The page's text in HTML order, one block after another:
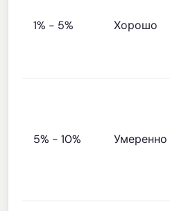
1% - 5% Хорошо
5% - 10% Умеренно